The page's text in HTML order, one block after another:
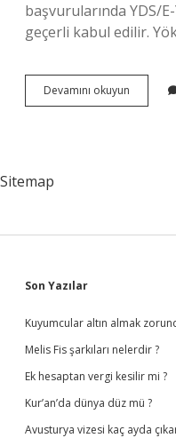
başvurularında YDS/
geçerli kabul edilir.
Devamını okuyun
80
Sitemap
Sidebar
Son Yazılar
Kuyumcular altın almak
Melis Fis şarkıları nelerdir ?
Ek hesaptan vergi kesilir mi ?
Kur’an’da dünya düz mü ?
Avusturya vizesi kaç ayda